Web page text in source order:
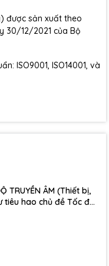
được sản xuất theo
30/12/2021 của Bộ
ISO9001, ISO14001, và
TRUYỀN ÂM (Thiết bị,
tiêu hao chủ đề Tốc độ